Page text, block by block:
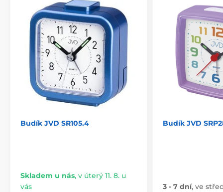
Budík JVD SR105.4
Skladem u nás, v úterý 11. 8. u
vás
Budík JVD
3 - 7 dní, ve